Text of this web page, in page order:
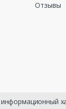
Отзывы